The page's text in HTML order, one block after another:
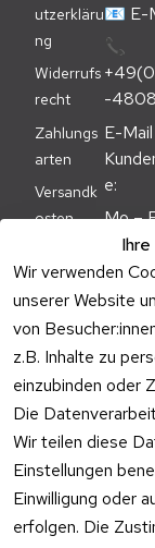
Wir verwenden
unserer Website
von
z.B. Inhalte zu
einzubinden oder
Die
Wir teilen diese
Einstellungen
Einwilligung oder
erfolgen. Die
utzerkläru
ng
Widerrufs
recht
Zahlungs
arten
Versandk
osten
nweis
Verpacku
ngshinwei
se
Altgeräte
-
Entsorgu
ng
Vertrag
📧 E-
📞
-
E-Mail
e:
Mo –
17:00
e:
Mo –
–